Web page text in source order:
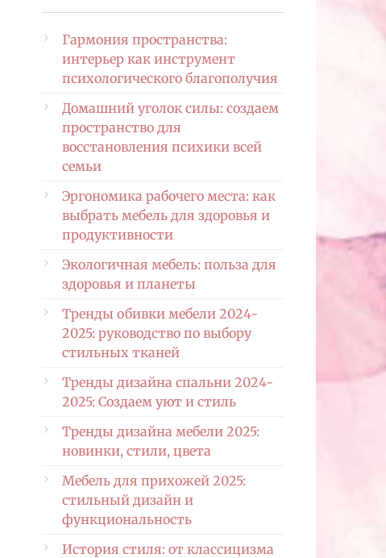
Гармония пространства:
интерьер как инструмент
психологического благополучия
Домашний уголок силы: создаем
пространство для
восстановления психики всей
семьи
Эргономика рабочего места: как
выбрать мебель для здоровья и
продуктивности
Экологичная мебель: польза для
здоровья и планеты
Тренды обивки мебели 2024-
2025: руководство по выбору
стильных тканей
Тренды дизайна спальни 2024-
2025: Создаем уют и стиль
Тренды дизайна мебели 2025:
новинки, стили, цвета
Мебель для прихожей 2025:
стильный дизайн и
функциональность
История стиля: от классицизма